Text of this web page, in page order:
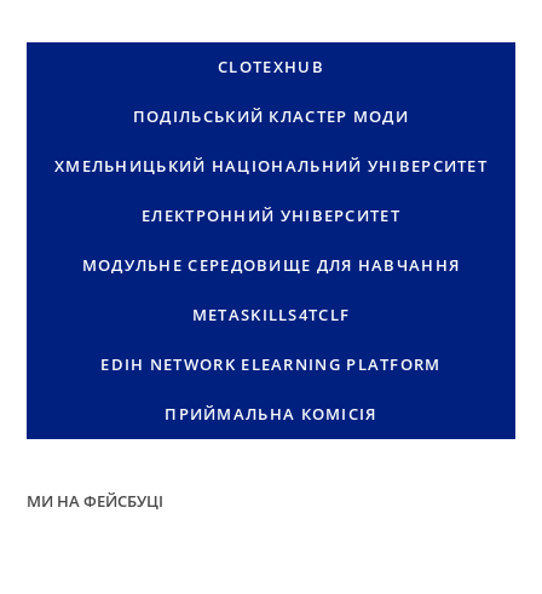
CLOTEXHUB
ПОДІЛЬСЬКИЙ КЛАСТЕР МОДИ
ХМЕЛЬНИЦЬКИЙ НАЦІОНАЛЬНИЙ УНІВЕРСИТЕТ
ЕЛЕКТРОННИЙ УНІВЕРСИТЕТ
МОДУЛЬНЕ СЕРЕДОВИЩЕ ДЛЯ НАВЧАННЯ
METASKILLS4TCLF
EDIH NETWORK ELEARNING PLATFORM
ПРИЙМАЛЬНА КОМІСІЯ
МИ НА ФЕЙСБУЦІ